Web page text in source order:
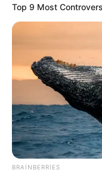
"Yer kürəsinin
saniyə yox
Top 9 Most
BRAINBERRIES